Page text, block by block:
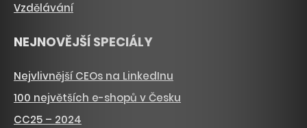
Vzdělávání
NEJNOVĚJŠÍ SPECIÁLY
Nejvlivnější CEOs na LinkedInu
100 největších e-shopů v Česku
CC25 – 2024